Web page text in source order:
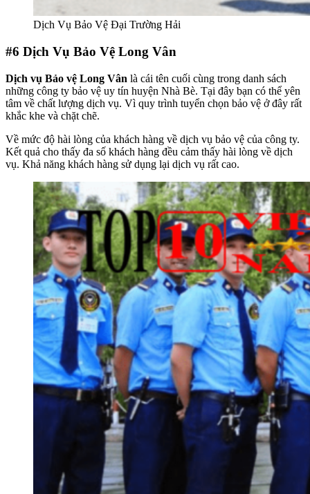
Dịch Vụ Bảo Vệ Đại Trường Hải
#6 Dịch Vụ Bảo Vệ Long Vân
Dịch vụ Bảo vệ Long Vân là cái tên cuối cùng trong danh sách
những công ty bảo vệ uy tín huyện Nhà Bè. Tại đây bạn có thể yên
tâm về chất lượng dịch vụ. Vì quy trình tuyển chọn bảo vệ ở đây rất
khắc khe và chặt chẽ.
Về mức độ hài lòng của khách hàng về dịch vụ bảo vệ của công ty.
Kết quả cho thấy đa số khách hàng đều cảm thấy hài lòng về dịch
vụ. Khả năng khách hàng sử dụng lại dịch vụ rất cao.